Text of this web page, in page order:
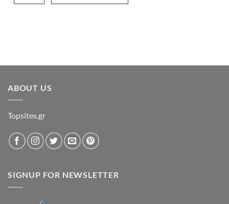
ABOUT US
Topsites.gr
SIGNUP FOR NEWSLETTER